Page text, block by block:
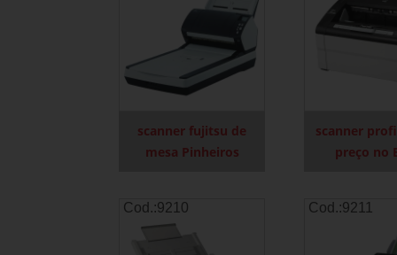
scanner fujitsu de
mesa Pinheiros
scanner
preço no
Cod.:9210 Cod.:9211